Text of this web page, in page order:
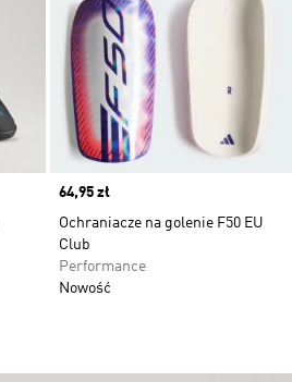
Price
64,95 zł
Ochraniacze na golenie F50 EU
Club
Performance
Nowość